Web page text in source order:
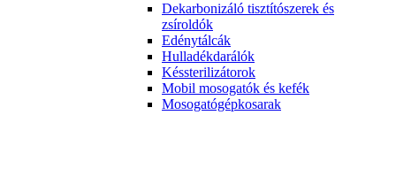
Dekarbonizáló tisztítószerek és
zsíroldók
Edénytálcák
Hulladékdarálók
Késsterilizátorok
Mobil mosogatók és kefék
Mosogatógépkosarak